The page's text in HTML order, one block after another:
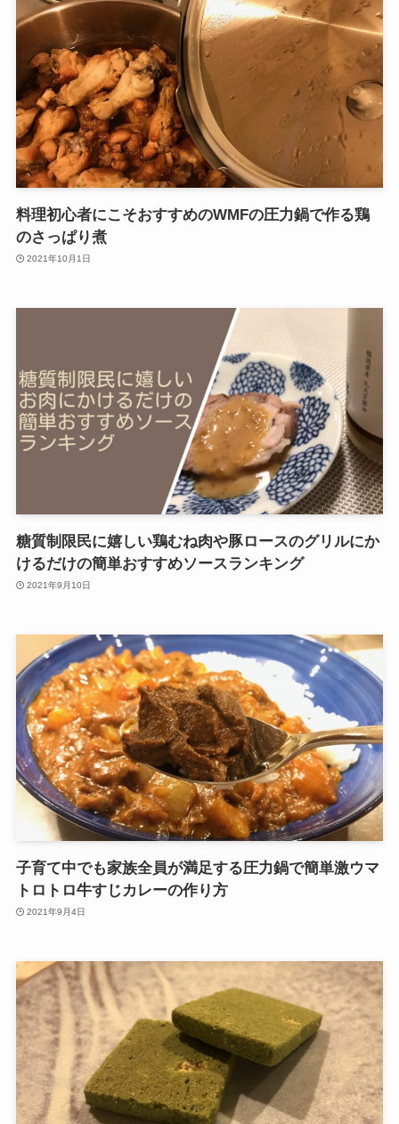
料理初心者にこそおすすめのWMFの圧力鍋で作る鶏
のさっぱり煮
2021年10月1日
糖質制限民に嬉しい鶏むね肉や豚ロースのグリルにか
けるだけの簡単おすすめソースランキング
2021年9月10日
子育て中でも家族全員が満足する圧力鍋で簡単激ウマ
トロトロ牛すじカレーの作り方
2021年9月4日